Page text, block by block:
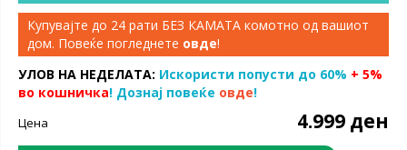
Купувајте до 24 рати БЕЗ КАМАТА комотно од вашиот
дом. Повеќе погледнете овде!
УЛОВ НА НЕДЕЛАТА: Искористи попусти до 60% + 5%
во кошничка! Дознај повеќе овде!
Цена 4.999 ден